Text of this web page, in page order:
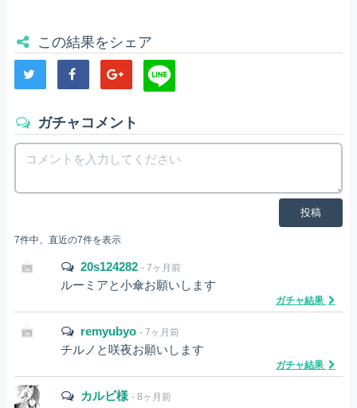
この結果をシェア
ガチャコメント
投稿
7件中、直近の7件を表示
20s124282 - 7ヶ月前
ルーミアと小傘お願いします
ガチャ結果
remyubyo - 7ヶ月前
チルノと咲夜お願いします
ガチャ結果
カルビ様 - 8ヶ月前